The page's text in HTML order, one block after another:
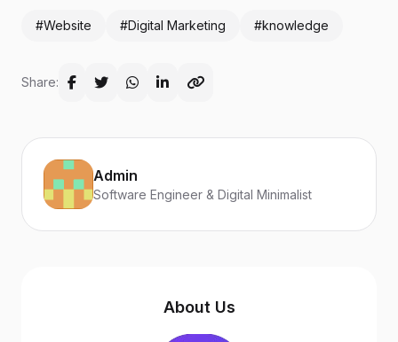
#Website #Digital Marketing #knowledge
Share:
Admin
Software Engineer & Digital Minimalist
About Us